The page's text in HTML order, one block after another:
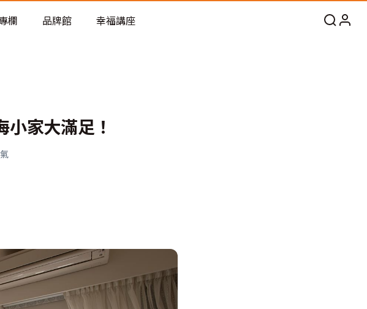
欄 品牌館 幸福講座
家大滿足！